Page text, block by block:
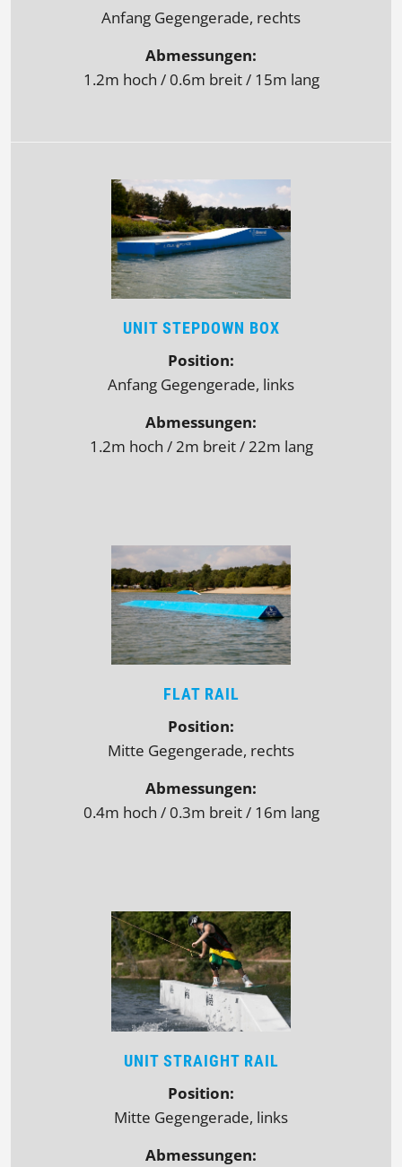
Anfang Gegengerade, rechts
Abmessungen:
1.2m hoch / 0.6m breit / 15m lang
UNIT STEPDOWN BOX
Position:
Anfang Gegengerade, links
Abmessungen:
1.2m hoch / 2m breit / 22m lang
FLAT RAIL
Position:
Mitte Gegengerade, rechts
Abmessungen:
0.4m hoch / 0.3m breit / 16m lang
UNIT STRAIGHT RAIL
Position:
Mitte Gegengerade, links
Abmessungen: